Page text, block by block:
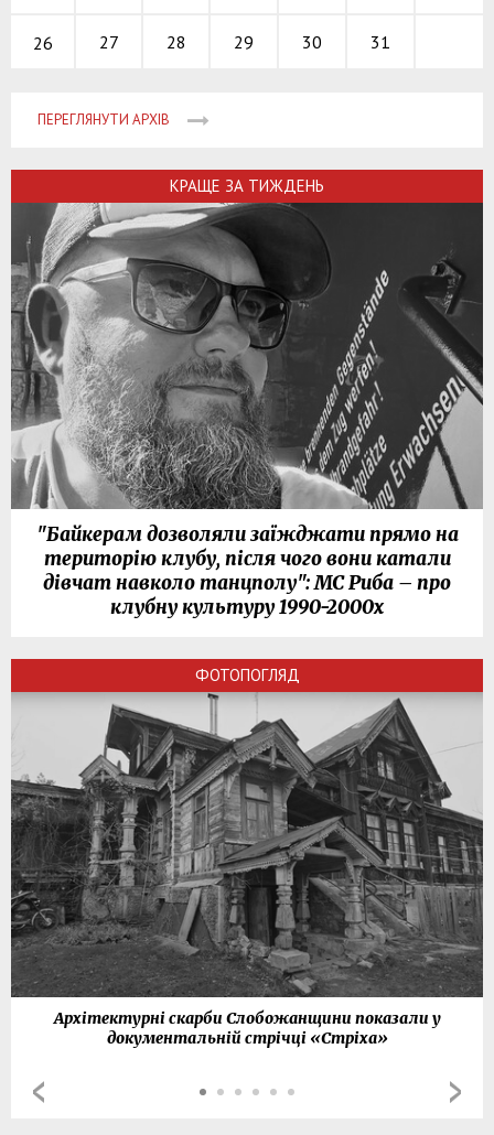
26 27 28 29 30 31
ПЕРЕГЛЯНУТИ АРХІВ
КРАЩЕ ЗА ТИЖДЕНЬ
"Байкерам дозволяли заїжджати прямо на
територію клубу, після чого вони катали
дівчат навколо танцполу": МС Риба – про
клубну культуру 1990-2000х
ФОТОПОГЛЯД
Архітектурні скарби Слобожанщини показали у
документальній стрічці «Стріха»